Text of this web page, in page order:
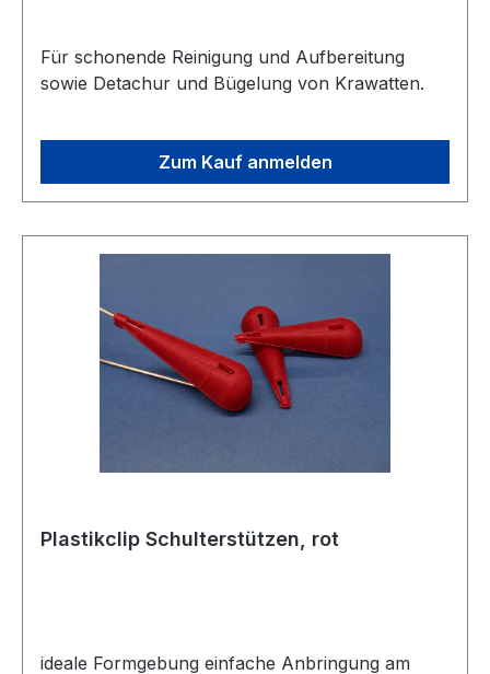
Für schonende Reinigung und Aufbereitung
sowie Detachur und Bügelung von Krawatten.
Zum Kauf anmelden
Plastikclip Schulterstützen, rot
ideale Formgebung einfache Anbringung am